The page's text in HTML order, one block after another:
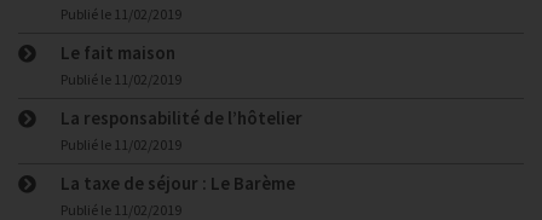
Publié le 11/02/2019
Le fait maison
Publié le 11/02/2019
La responsabilité de l’hôtelier
Publié le 11/02/2019
La taxe de séjour : Le Barème
Publié le 11/02/2019